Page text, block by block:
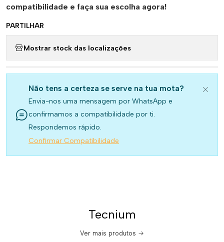
compatibilidade e faça sua escolha agora!
PARTILHAR
Mostrar stock das localizações
Não tens a certeza se serve na tua mota?
Envia-nos uma mensagem por WhatsApp e
confirmamos a compatibilidade por ti.
Respondemos rápido.
Confirmar Compatibilidade
Tecnium
Ver mais produtos